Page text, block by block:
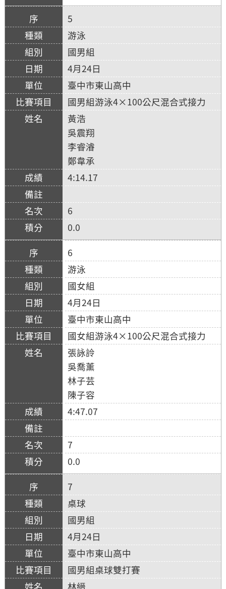
5
游泳
國男組
4月24日
臺中市東山高中
國男組游泳4×100公尺混合式接力
黃浩
吳震翔
李睿濬
鄭韋承
4:14.17
6
0.0
6
游泳
國女組
4月24日
臺中市東山高中
國女組游泳4×100公尺混合式接力
張詠詅
吳喬薰
林子芸
陳子容
4:47.07
7
0.0
7
桌球
國男組
4月24日
臺中市東山高中
國男組桌球雙打賽
林縉